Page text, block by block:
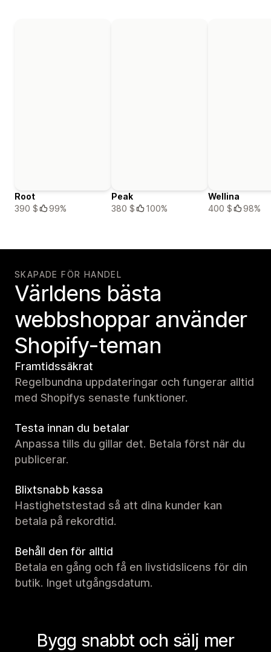
Root
390 $
99%
Peak
380 $
100%
Wellina
400 $
98%
SKAPADE FÖR HANDEL
Världens bästa
webbshoppar använder
Shopify-teman
Framtidssäkrat
Regelbundna uppdateringar och fungerar alltid
med Shopifys senaste funktioner.
Testa innan du betalar
Anpassa tills du gillar det. Betala först när du
publicerar.
Blixtsnabb kassa
Hastighetstestad så att dina kunder kan
betala på rekordtid.
Behåll den för alltid
Betala en gång och få en livstidslicens för din
butik. Inget utgångsdatum.
Bygg snabbt och sälj mer